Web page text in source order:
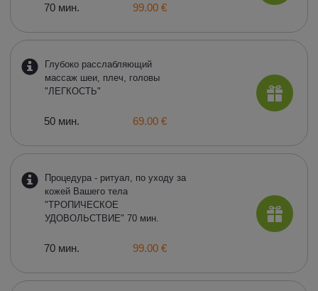
70 мин. 99.00 €
Глубоко расслабляющий
массаж шеи, плеч, головы
"ЛЕГКОСТЬ"
50 мин. 69.00 €
Процедура - ритуал, по уходу за
кожей Вашего тела
"ТРОПИЧЕСКОЕ
УДОВОЛЬСТВИЕ" 70 мин.
70 мин. 99.00 €